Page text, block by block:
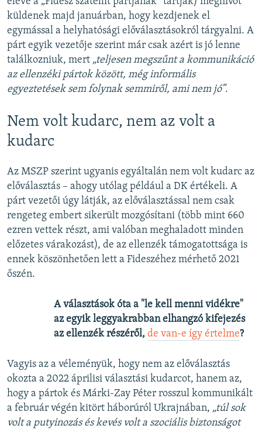
küldenek majd januárban, hogy kezdjenek el
egymással a helyhatósági előválasztásokról tárgyalni. A
párt egyik vezetője szerint már csak azért is jó lenne
találkozniuk, mert „teljesen megszűnt a kommunikáció
az ellenzéki pártok között, még informális
egyeztetések sem folynak semmiről, ami nem jó”.
Nem volt kudarc, nem az volt a
kudarc
Az MSZP szerint ugyanis egyáltalán nem volt kudarc az
előválasztás – ahogy utólag például a DK értékeli. A
párt vezetői úgy látják, az előválasztással nem csak
rengeteg embert sikerült mozgósítani (több mint 660
ezren vettek részt, ami valóban meghaladott minden
előzetes várakozást), de az ellenzék támogatottsága is
ennek köszönhetően lett a Fideszéhez mérhető 2021
őszén.
A választások óta a "le kell menni vidékre"
az egyik leggyakrabban elhangzó kifejezés
az ellenzék részéről, de van-e így értelme?
Vagyis az a véleményük, hogy nem az előválasztás
okozta a 2022 áprilisi választási kudarcot, hanem az,
hogy a pártok és Márki-Zay Péter rosszul kommunikált
a február végén kitört háborúról Ukrajnában, „túl sok
volt a putyinozás és kevés volt a szociális biztonságot